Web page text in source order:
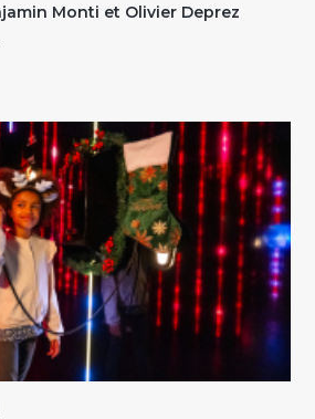
Monti et Olivier Deprez